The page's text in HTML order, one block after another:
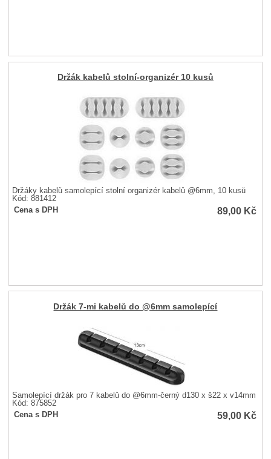
Držák kabelů stolní-organizér 10 kusů
Držáky kabelů samolepící stolní organizér kabelů @6mm, 10 kusů
Kód: 881412
Cena s DPH
89,00 Kč
Držák 7-mi kabelů do @6mm samolepící
Samolepící držák pro 7 kabelů do @6mm-černý d130 x š22 x v14mm
Kód: 875852
Cena s DPH
59,00 Kč